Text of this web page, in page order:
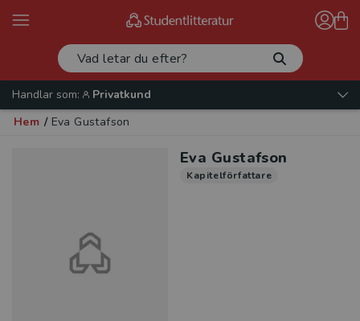
Handlar som:
Privatkund
Hem / Eva Gustafson
Eva Gustafson
Kapitelförfattare